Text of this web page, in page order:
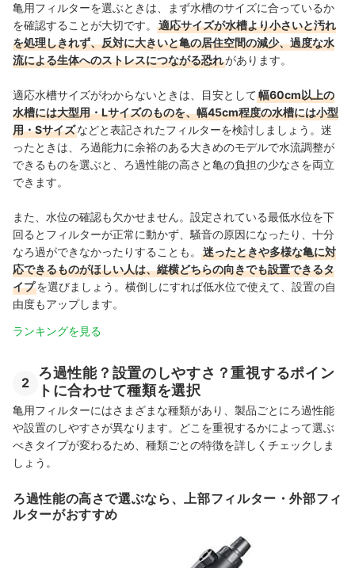
亀用フィルターを選ぶときは、まず水槽のサイズに合っているか
を確認することが大切です。
適応サイズが水槽より小さいと汚れ
を処理しきれず、反対に大きいと亀の居住空間の減少、過度な水
流による生体へのストレスにつながる恐れがあります。
適応水槽サイズがわからないときは、目安として幅60cm以上の
水槽には大型用・Lサイズのものを、幅45cm程度の水槽には小型
用・Sサイズなどと表記されたフィルターを検討しましょう。迷
ったときは、ろ過能力に余裕のある大きめのモデルで水流調整が
できるものを選ぶと、ろ過性能の高さと亀の負担の少なさを両立
できます。
また、水位の確認も欠かせません。設定されている最低水位を下
回るとフィルターが正常に動かず、騒音の原因になったり、十分
なろ過ができなかったりすることも。
迷ったときや多様な亀に対
応できるものがほしい人は、縦横どちらの向きでも設置できるタ
イプを選びましょう。横倒しにすれば低水位で使えて、設置の自
由度もアップします。
ランキングを見る
2
ろ過性能？設置のしやすさ？重視するポイン
トに合わせて種類を選択
亀用フィルターにはさまざまな種類があり、製品ごとにろ過性能
や設置のしやすさが異なります。どこを重視するかによって選ぶ
べきタイプが変わるため、種類ごとの特徴を詳しくチェックしま
しょう。
ろ過性能の高さで選ぶなら、上部フィルター・外部フィ
ルターがおすすめ